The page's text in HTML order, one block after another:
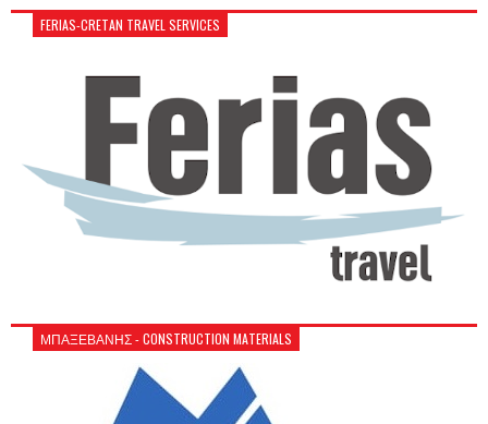
FERIAS-CRETAN TRAVEL SERVICES
ΜΠΑΞΕΒΑΝΗΣ - CONSTRUCTION MATERIALS